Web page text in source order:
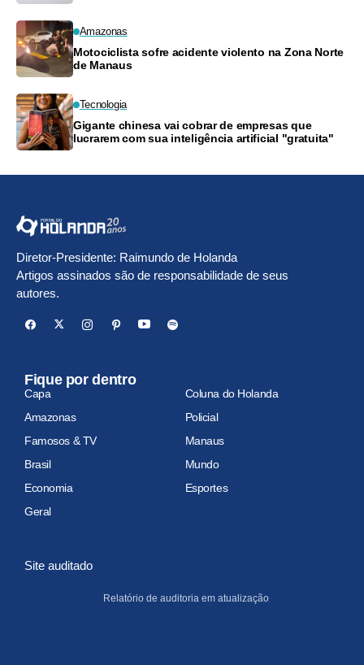
Amazonas
Motociclista sofre acidente violento na Zona Norte
de Manaus
Tecnologia
Gigante chinesa vai cobrar de empresas que
lucrarem com sua inteligência artificial "gratuita"
Diretor-Presidente: Raimundo de Holanda
Artigos assinados são de responsabilidade de seus
autores.
Fique por dentro
Capa
Coluna do Holanda
Amazonas
Policial
Famosos & TV
Manaus
Brasil
Mundo
Economia
Esportes
Geral
Site auditado
Relatório de auditoria em atualização